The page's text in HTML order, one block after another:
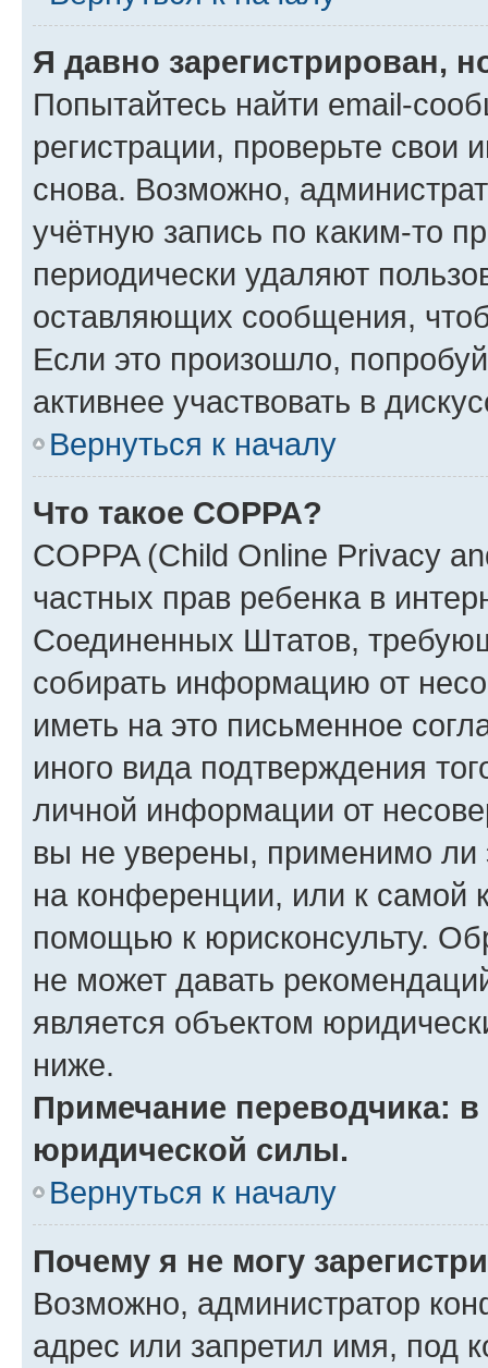
Я давно зарегистрирован,
Попытайтесь найти email-
регистрации, проверьте свои
снова. Возможно,
учётную запись по каким-то
периодически удаляют
оставляющих сообщения,
Если это произошло,
активнее участвовать в
Вернуться к началу
Что такое COPPA?
COPPA (Child Online Privacy
частных прав ребенка в
Соединенных Штатов,
собирать информацию от
иметь на это письменное
иного вида подтверждения
личной информации от
вы не уверены, применимо ли
на конференции, или к самой
помощью к юрисконсульту.
не может давать
является объектом
ниже.
Примечание переводчика:
юридической силы.
Вернуться к началу
Почему я не могу
Возможно, администратор
адрес или запретил имя, под